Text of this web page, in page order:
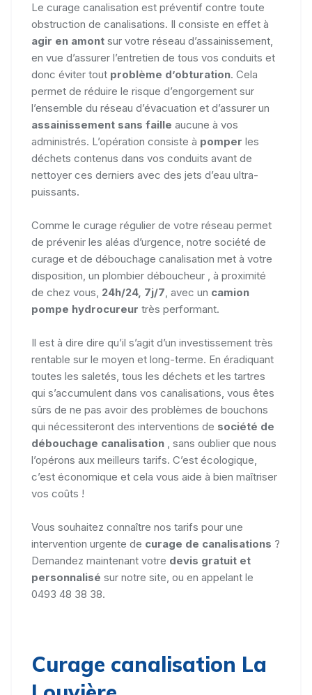
Le curage canalisation est préventif contre toute
obstruction de canalisations. Il consiste en effet à
agir en amont sur votre réseau d’assainissement,
en vue d’assurer l’entretien de tous vos conduits et
donc éviter tout problème d’obturation. Cela
permet de réduire le risque d’engorgement sur
l’ensemble du réseau d’évacuation et d’assurer un
assainissement sans faille aucune à vos
administrés. L’opération consiste à pomper les
déchets contenus dans vos conduits avant de
nettoyer ces derniers avec des jets d’eau ultra-
puissants.
Comme le curage régulier de votre réseau permet
de prévenir les aléas d’urgence, notre société de
curage et de débouchage canalisation met à votre
disposition, un plombier déboucheur , à proximité
de chez vous, 24h/24, 7j/7, avec un camion
pompe hydrocureur très performant.
Il est à dire dire qu’il s’agit d’un investissement très
rentable sur le moyen et long-terme. En éradiquant
toutes les saletés, tous les déchets et les tartres
qui s’accumulent dans vos canalisations, vous êtes
sûrs de ne pas avoir des problèmes de bouchons
qui nécessiteront des interventions de société de
débouchage canalisation , sans oublier que nous
l’opérons aux meilleurs tarifs. C’est écologique,
c’est économique et cela vous aide à bien maîtriser
vos coûts !
Vous souhaitez connaître nos tarifs pour une
intervention urgente de curage de canalisations ?
Demandez maintenant votre devis gratuit et
personnalisé sur notre site, ou en appelant le
0493 48 38 38.
Curage canalisation La